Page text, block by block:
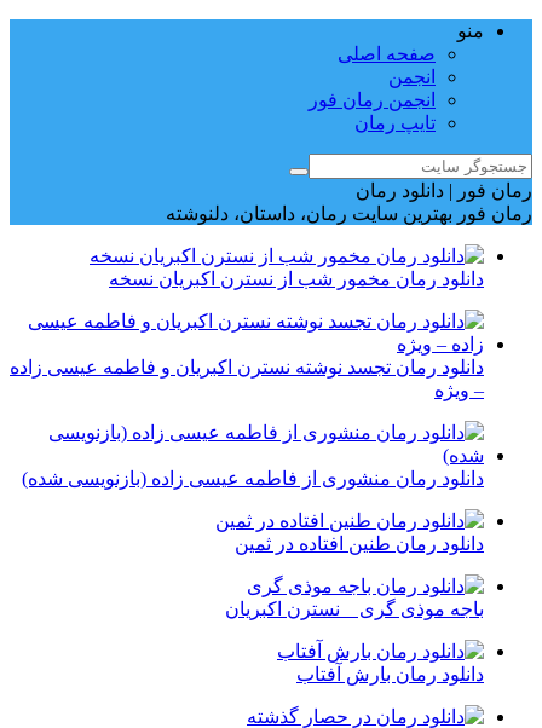
منو
صفحه اصلی
انجمن
انجمن رمان فور
تایپ رمان
رمان فور | دانلود رمان
رمان فور بهترین سایت رمان، داستان، دلنوشته
دانلود رمان مخمور شب از نسترن اکبریان نسخه
دانلود رمان تجسد نوشته نسترن اکبریان و فاطمه عیسی زاده
– ویژه
دانلود رمان منشوری از فاطمه عیسی زاده (بازنویسی شده)
دانلود رمان طنین افتاده در ثمین
باجه موذی گری _ نسترن اکبریان
دانلود رمان بارش آفتاب